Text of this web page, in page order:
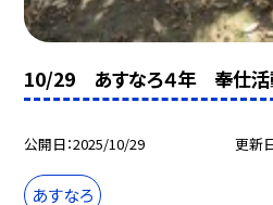
10/29 あすなろ４年 奉仕活
公開日 2025/10/29 更新
あすなろ